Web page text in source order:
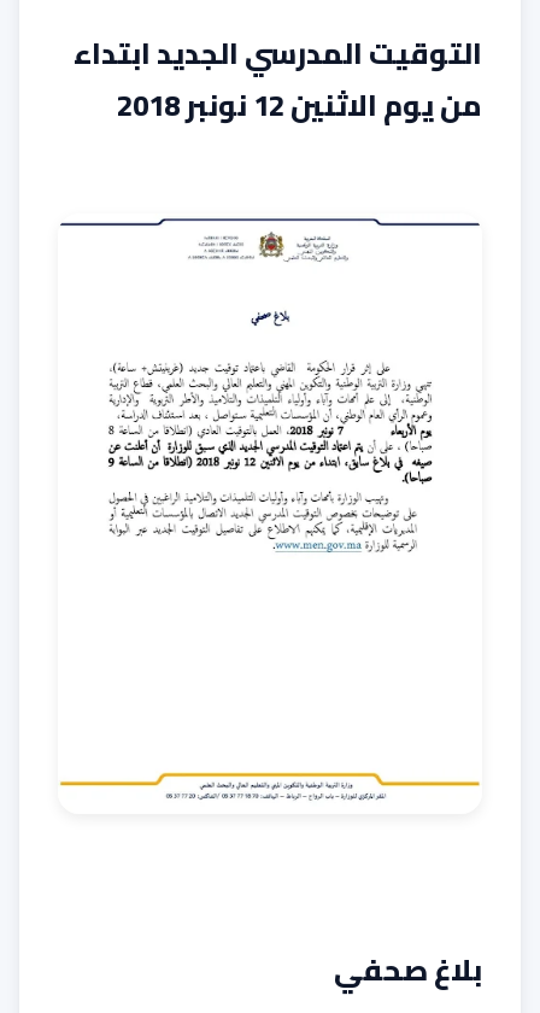
التوقيت المدرسي الجديد ابتداء
من يوم الاثنين 12 نونبر 2018
بلاغ صحفي